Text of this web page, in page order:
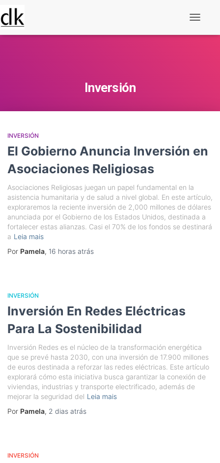
Inversión
INVERSIÓN
El Gobierno Anuncia Inversión en
Asociaciones Religiosas
Asociaciones Religiosas juegan un papel fundamental en la
asistencia humanitaria y de salud a nivel global. En este artículo,
exploraremos la reciente inversión de 2,000 millones de dólares
anunciada por el Gobierno de los Estados Unidos, destinada a
fortalecer estas alianzas. Casi el 70% de los fondos se destinará
a Leia mais
Por Pamela, 16 horas atrás
INVERSIÓN
Inversión En Redes Eléctricas
Para La Sostenibilidad
Inversión Redes es el núcleo de la transformación energética
que se prevé hasta 2030, con una inversión de 17.900 millones
de euros destinada a reforzar las redes eléctricas. Este artículo
explorará cómo esta iniciativa busca garantizar la conexión de
viviendas, industrias y transporte electrificado, además de
mejorar la seguridad del Leia mais
Por Pamela, 2 dias atrás
INVERSIÓN